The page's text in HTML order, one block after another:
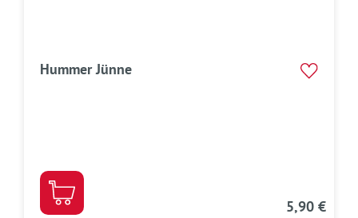
Hummer Jünne
5,90 €